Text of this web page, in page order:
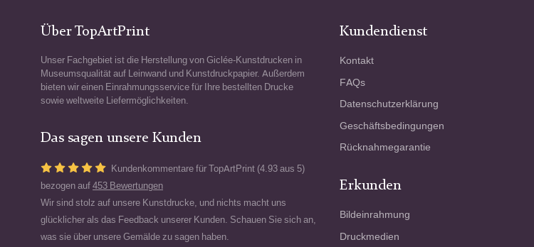
Über TopArtPrint
Unser Fachgebiet ist die Herstellung von Giclée-Kunstdrucken in
Museumsqualität auf Leinwand und Kunstdruckpapier. Außerdem
bieten wir einen Einrahmungsservice für Ihre bestellten Drucke
sowie weltweite Liefermöglichkeiten.
Das sagen unsere Kunden
Kundenkommentare für TopArtPrint (4.93 aus 5)
bezogen auf 453 Bewertungen
Wir sind stolz auf unsere Kunstdrucke, und nichts macht uns
glücklicher als das Feedback unserer Kunden. Schauen Sie sich an,
was sie über unsere Gemälde zu sagen haben.
Kundendienst
Kontakt
FAQs
Datenschutzerklärung
Geschäftsbedingungen
Rücknahmegarantie
Erkunden
Bildeinrahmung
Druckmedien